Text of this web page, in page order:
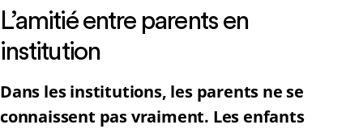
Adhérer à l’association
Soutenir les projets
RIO – Activité de conseil et d’accompagnement
Nos valeurs et missions
La scolarité
La recherche
La formation continue
Nos actualités
Offres d’emploi
L’amitié entre parents en
institution
Dans les institutions, les parents ne se
connaissent pas vraiment. Les enfants